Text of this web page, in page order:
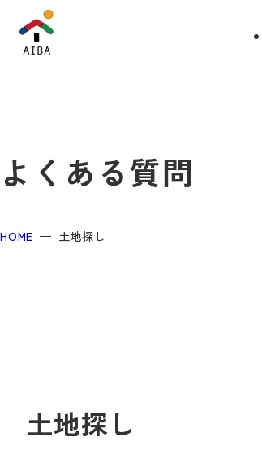
よくある質問
HOME 土地探し
土地探し